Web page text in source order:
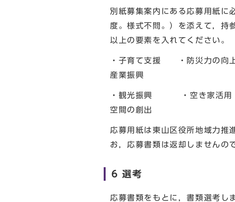
別紙募集案内にある応募用紙に
度。様式不問。）を添えて，持
以上の要素を入れてください。
・子育て支援 ・防災力の
産業振興
・観光振興 ・空き家活用
空間の創出
応募用紙は東山区役所地域力推
お，応募書類は返却しませんの
6 選考
応募書類をもとに，書類選考し